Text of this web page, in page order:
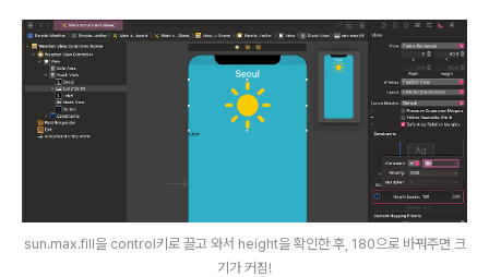
sun.max.fill을 control키로 끌고 와서 height을 확인한 후, 180으로 바꿔주면 크
기가 커짐!